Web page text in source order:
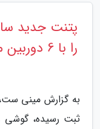
پتنت جدید
را با 6 دوربین متحرک نشان می دهد
به گزارش مینی